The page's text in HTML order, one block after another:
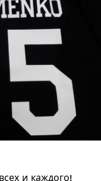
и каждого!